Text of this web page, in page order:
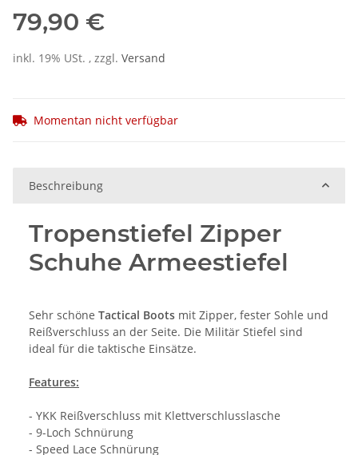
79,90 €
inkl. 19% USt. , zzgl. Versand
Momentan nicht verfügbar
Beschreibung
Tropenstiefel Zipper
Schuhe Armeestiefel
Sehr schöne Tactical Boots mit Zipper, fester Sohle und
Reißverschluss an der Seite. Die Militär Stiefel sind
ideal für die taktische Einsätze.
Features:
- YKK Reißverschluss mit Klettverschlusslasche
- 9-Loch Schnürung
- Speed Lace Schnürung